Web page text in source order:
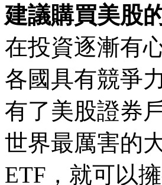
建議購買美股
在投資逐漸有
各國具有競爭
有了美股證券
世界最厲害的
ETF，就可以